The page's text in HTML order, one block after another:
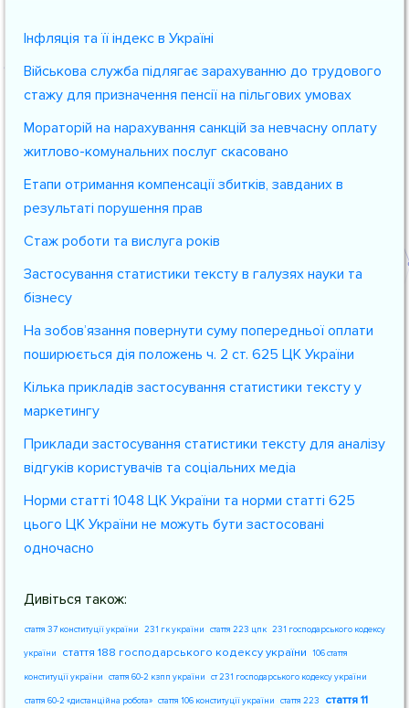
Інфляція та її індекс в Україні
Військова служба підлягає зарахуванню до трудового
стажу для призначення пенсії на пільгових умовах
Мораторій на нарахування санкцій за невчасну оплату
житлово-комунальних послуг скасовано
Етапи отримання компенсації збитків, завданих в
результаті порушення прав
Стаж роботи та вислуга років
Застосування статистики тексту в галузях науки та
бізнесу
На зобов’язання повернути суму попередньої оплати
поширюється дія положень ч. 2 ст. 625 ЦК України
Кілька прикладів застосування статистики тексту у
маркетингу
Приклади застосування статистики тексту для аналізу
відгуків користувачів та соціальних медіа
Норми статті 1048 ЦК України та норми статті 625
цього ЦК України не можуть бути застосовані
одночасно
Дивіться також:
стаття 37 конституції україни 231 гк україни стаття 223 цпк 231 господарського кодексу
україни стаття 188 господарського кодексу україни 106 стаття
конституції україни стаття 60-2 кзпп україни ст 231 господарського кодексу україни
стаття 60-2 «дистанційна робота» стаття 106 конституції україни стаття 223
стаття 11